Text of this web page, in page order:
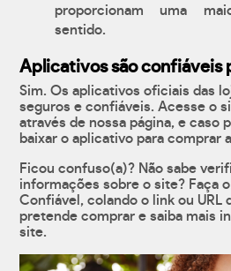
proporcionam uma
sentido.
Aplicativos são confiáveis
Sim. Os aplicativos oficiais das
seguros e confiáveis. Acesse o
através de nossa página, e caso
baixar o aplicativo para comprar
Ficou confuso(a)? Não sabe
informações sobre o site? Faça
Confiável, colando o link ou URL
pretende comprar e saiba mais
site.